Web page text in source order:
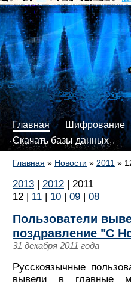
Главная
Шифрование
Скачать базы данных
Главная » Новости » 2011 »
2013 | 2012 | 2011
12 | 11 | 10 | 09 | 08
Пользователи
поздравление "С
31 декабря 2011 года
Русскоязычные
вывели в главные